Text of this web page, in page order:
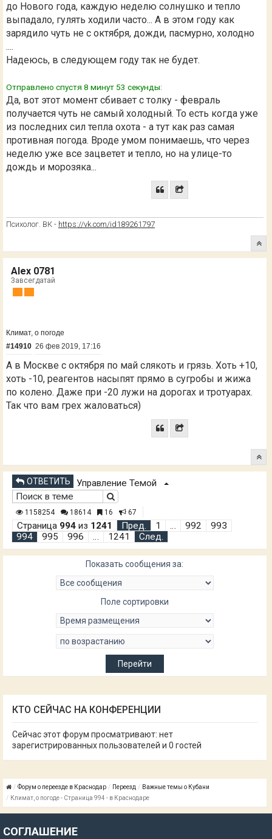
до Нового года, каждую неделю солнушко и тепло
выпадало, гулять ходили часто... А в этом году как
зарядило чуть не с октября, дожди, пасмурно, холодно
....
Надеюсь, в следующем году так не будет.
Отправлено спустя 8 минут 53 секунды:
Да, вот этот момент сбивает с толку - февраль
получается чуть не самый холодный. То есть когда уже
из последних сил тепла охота - а тут как раз самая
противная погода. Вроде умом понимаешь, что через
неделю уже все зацветет и тепло, но на улице-то
дождь и морозяка...
Психолог. ВК - https://vk.com/id189261797
Alex 0781
Завсегдатай
Климат, о погоде
#14910 26 фев 2019, 17:16
А в Москве с октября по май слякоть и грязь. Хоть +10,
хоть -10, реагентов насыпят прямо в сугробы и жижа
по колено. Даже при -20 лужи на дорогах и тротуарах.
Так что вам грех жаловаться)
ОТВЕТИТЬ Управление Темой
1158254 18614 16 67
Страница 994 из 1241 Пред. 1 … 992
993
994
995 996 … 1241 След.
Показать сообщения за:
Поле сортировки
КТО СЕЙЧАС НА КОНФЕРЕНЦИИ
Сейчас этот форум просматривают: нет
зарегистрированных пользователей и 0 гостей
Форум о переезде в Краснодар Переезд
Важные темы о Кубани
Климат, о погоде - Страница 994 - в Краснодаре
СОГЛАШЕНИЕ